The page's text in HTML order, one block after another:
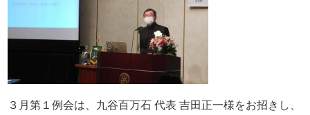
３月第１例会は、九谷百万石 代表 吉田正一様をお招きし、